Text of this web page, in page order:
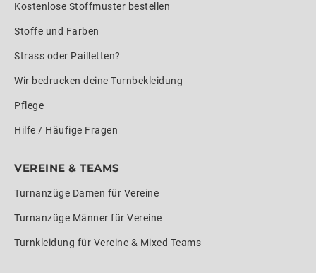
Kostenlose Stoffmuster bestellen
Stoffe und Farben
Strass oder Pailletten?
Wir bedrucken deine Turnbekleidung
Pflege
Hilfe / Häufige Fragen
VEREINE & TEAMS
Turnanzüge Damen für Vereine
Turnanzüge Männer für Vereine
Turnkleidung für Vereine & Mixed Teams